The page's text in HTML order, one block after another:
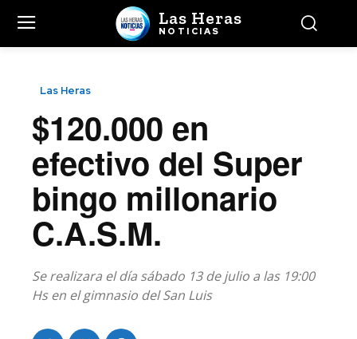
Las Heras
NOTICIAS
Las Heras
$120.000 en
efectivo del Super
bingo millonario
C.A.S.M.
Se realizara el día sábado 13 de julio a las 19:00
Hs en el gimnasio del San Luis